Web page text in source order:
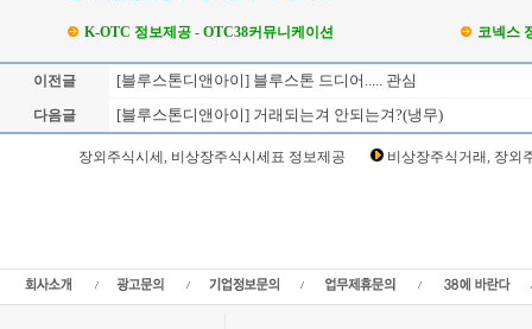
K-OTC 정보제공 - OTC38커뮤니케이션 코넥스
이전글 [블루스톤디앤아이] 블루스톤 드디어..... 관심
다음글 [블루스톤디앤아이] 거래되는겨 안되는겨?(냉무)
장외주식시세, 비상장주식시세표 정보제공
비상장주식거래, 장외